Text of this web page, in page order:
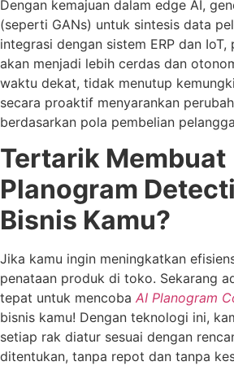
Dengan kemajuan dalam edge AI,
(seperti GANs) untuk sintesis data
integrasi dengan sistem ERP dan
akan menjadi lebih cerdas dan
waktu dekat, tidak menutup
secara proaktif menyarankan
berdasarkan pola pembelian
Tertarik Membuat
Planogram
Bisnis Kamu?
Jika kamu ingin meningkatkan
penataan produk di toko. Sekarang
tepat untuk mencoba AI Planogram
bisnis kamu! Dengan teknologi ini,
setiap rak diatur sesuai dengan
ditentukan, tanpa repot dan tanpa